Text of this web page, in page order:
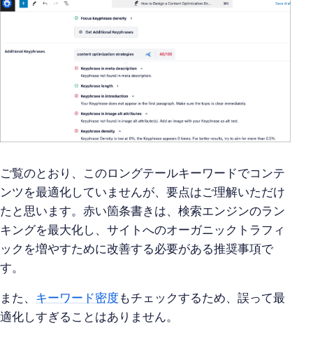
ご覧のとおり、このロングテールキーワードでコンテ
ンツを最適化していませんが、要点はご理解いただけ
たと思います。赤い箇条書きは、検索エンジンのラン
キングを最大化し、サイトへのオーガニックトラフィ
ックを増やすために改善する必要がある推奨事項で
す。
また、 キーワード密度 もチェックするため、誤って最
適化しすぎることはありません。